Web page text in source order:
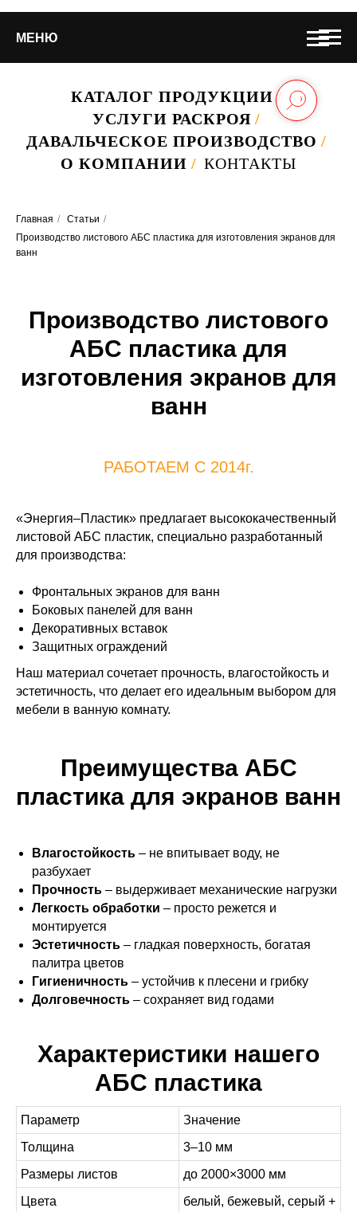
МЕНЮ
КАТАЛОГ ПРОДУКЦИИ /
УСЛУГИ РАСКРОЯ /
ДАВАЛЬЧЕСКОЕ ПРОИЗВОДСТВО /
О КОМПАНИИ / КОНТАКТЫ
Главная / Статьи /
Производство листового АБС пластика для изготовления экранов для
ванн
Производство листового
АБС пластика для
изготовления экранов для
ванн
РАБОТАЕМ С 2014г.
«Энергия–Пластик» предлагает высококачественный
листовой АБС пластик, специально разработанный
для производства:
Фронтальных экранов для ванн
Боковых панелей для ванн
Декоративных вставок
Защитных ограждений
Наш материал сочетает прочность, влагостойкость и
эстетичность, что делает его идеальным выбором для
мебели в ванную комнату.
Преимущества АБС
пластика для экранов ванн
Влагостойкость – не впитывает воду, не
разбухает
Прочность – выдерживает механические нагрузки
Легкость обработки – просто режется и
монтируется
Эстетичность – гладкая поверхность, богатая
палитра цветов
Гигиеничность – устойчив к плесени и грибку
Долговечность – сохраняет вид годами
Характеристики нашего
АБС пластика
Параметр
Значение
Толщина
3–10 мм
Размеры листов
до 2000×3000 мм
Цвета
белый, бежевый, серый +